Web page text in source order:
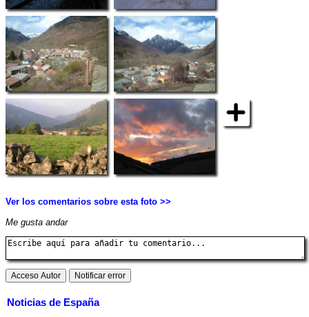
Ver los comentarios sobre esta foto >>
Me gusta andar
Noticias de España